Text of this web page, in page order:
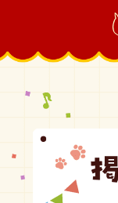
柴犬ラク｜shiba inu raku